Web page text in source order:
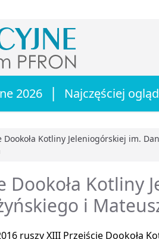
2026 | Najczęściej
Dookoła Kotliny Jeleniogórskiej im.
Dookoła Kotliny
i
ruszy XIII Przejście Dookoła